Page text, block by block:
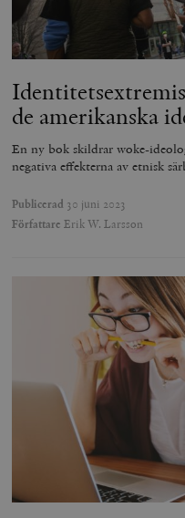
de amerikanska
En ny bok skildrar woke-
negativa effekterna av etnisk
Publicerad 30 juni 2023
Författare Erik W. Larsson